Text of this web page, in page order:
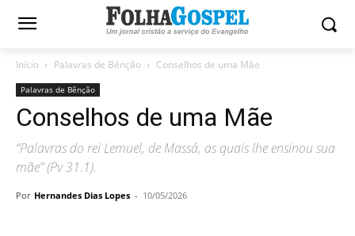
Início Palavras de Bênção Conselhos de uma Mãe
Palavras de Bênção
Conselhos de uma Mãe
“Palavras do rei Lemuel, de Massá, as quais lhe ensinou sua
mãe” (Pv 31.1).
Por Hernandes Dias Lopes - 10/05/2026